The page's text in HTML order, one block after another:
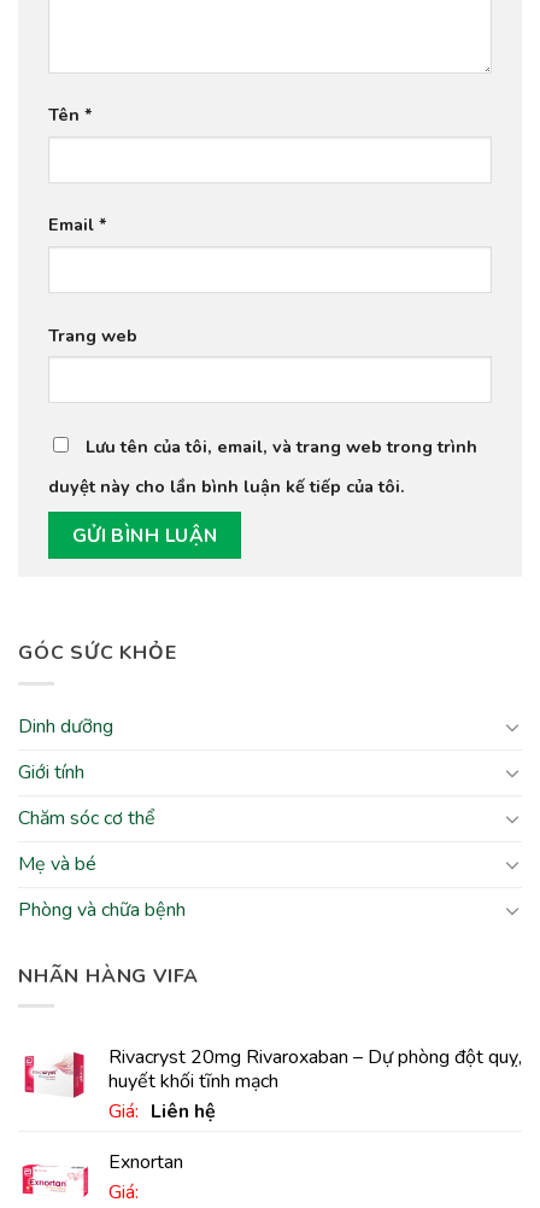
GÓC SỨC KHỎE
Dinh dưỡng
Giới tính
Chăm sóc cơ thể
Mẹ và bé
Phòng và chữa bệnh
NHÃN HÀNG VIFA
Rivacryst 20mg Rivaroxaban – Dự phòng đột quỵ,
huyết khối tĩnh mạch
Giá: Liên hệ
Exnortan
Giá:
Tên *
Email *
Trang web
Lưu tên của tôi, email, và trang web trong trình
duyệt này cho lần bình luận kế tiếp của tôi.